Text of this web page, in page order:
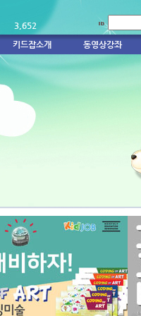
3,652
키드잡소개
동영상강좌